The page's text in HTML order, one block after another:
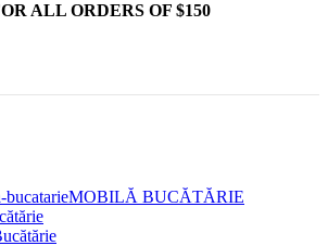
ALL ORDERS OF $150
MOBILĂ BUCĂTĂRIE